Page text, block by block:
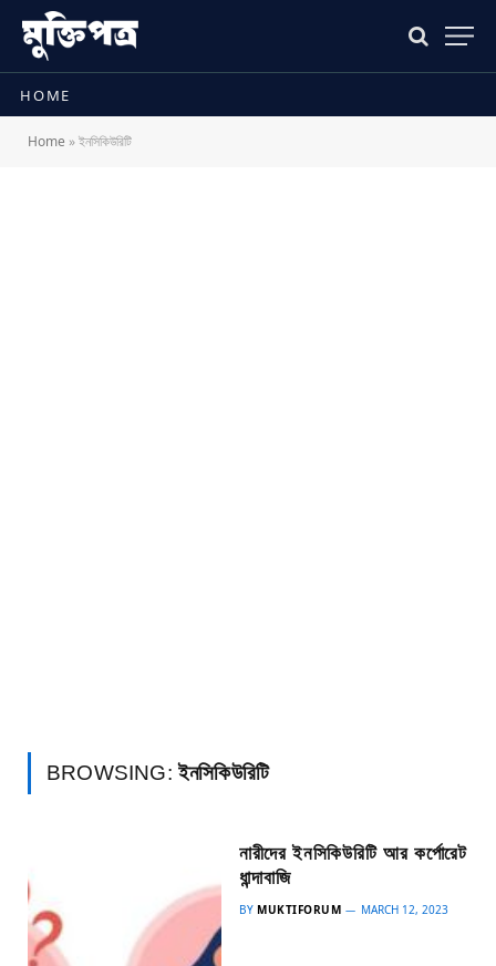
HOME
Home »ইনসিকিউরিটি
BROWSING:ইনসিকিউরিটি
নারীদের ইনসিকিউরিটি আর কর্পোরেট
ধান্দাবাজি
BY MUKTIFORUM MARCH 12, 2023